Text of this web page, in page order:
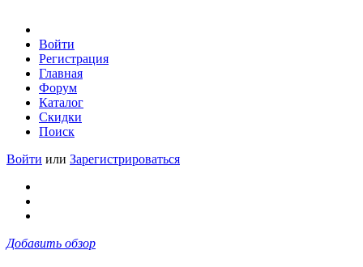
Войти
Регистрация
Главная
Форум
Каталог
Скидки
Поиск
Войти или Зарегистрироваться
Добавить обзор